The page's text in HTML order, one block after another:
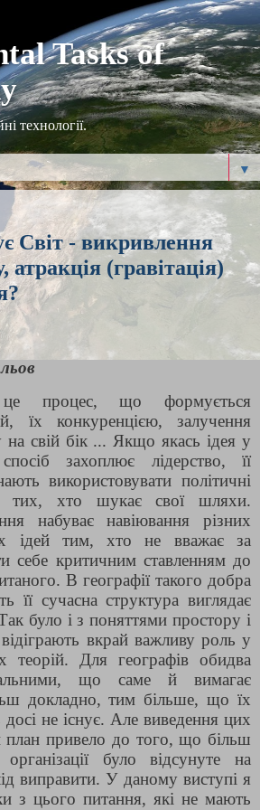
Tasks of
технології.
▼
Світ - викривлення
атракція (гравітація)
процес, що формується
їх конкуренцією, залучення
на свій бік ... Якщо якась ідея у
захоплює лідерство, її
використовувати політичні
тих, хто шукає свої шляхи.
набуває навіювання різних
ідей тим, хто не вважає за
себе критичним ставленням до
В географії такого добра
її сучасна структура виглядає
було і з поняттями простору і
відіграють вкрай важливу роль у
теорій. Для географів обидва
що саме й вимагає
докладно, тим більше, що їх
досі не існує. Але виведення цих
привело до того, що більш
було відсунуте на
виправити. У даному виступі я
з цього питання, які не мають